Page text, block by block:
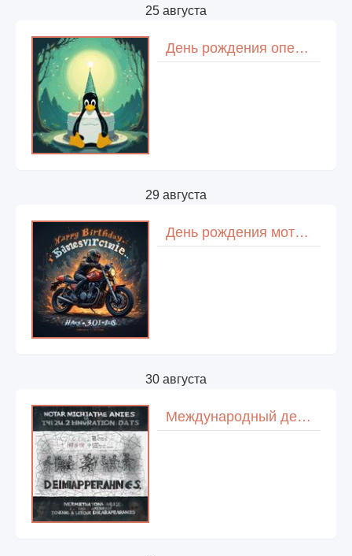
25 августа
День рождения операционной системы Linux
29 августа
День рождения мотоцикла
30 августа
Международный день жертв насильственных исчезновений (International Day of the Victims of Enforced Disappearances)